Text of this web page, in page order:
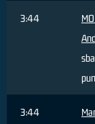
3:44
3:44